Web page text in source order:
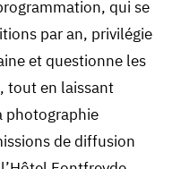
qui se
par an, privilégie
et questionne les
tout en laissant
photographie
de diffusion